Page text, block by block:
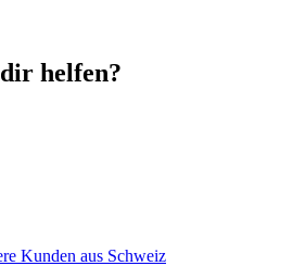
helfen?
Kunden aus Schweiz